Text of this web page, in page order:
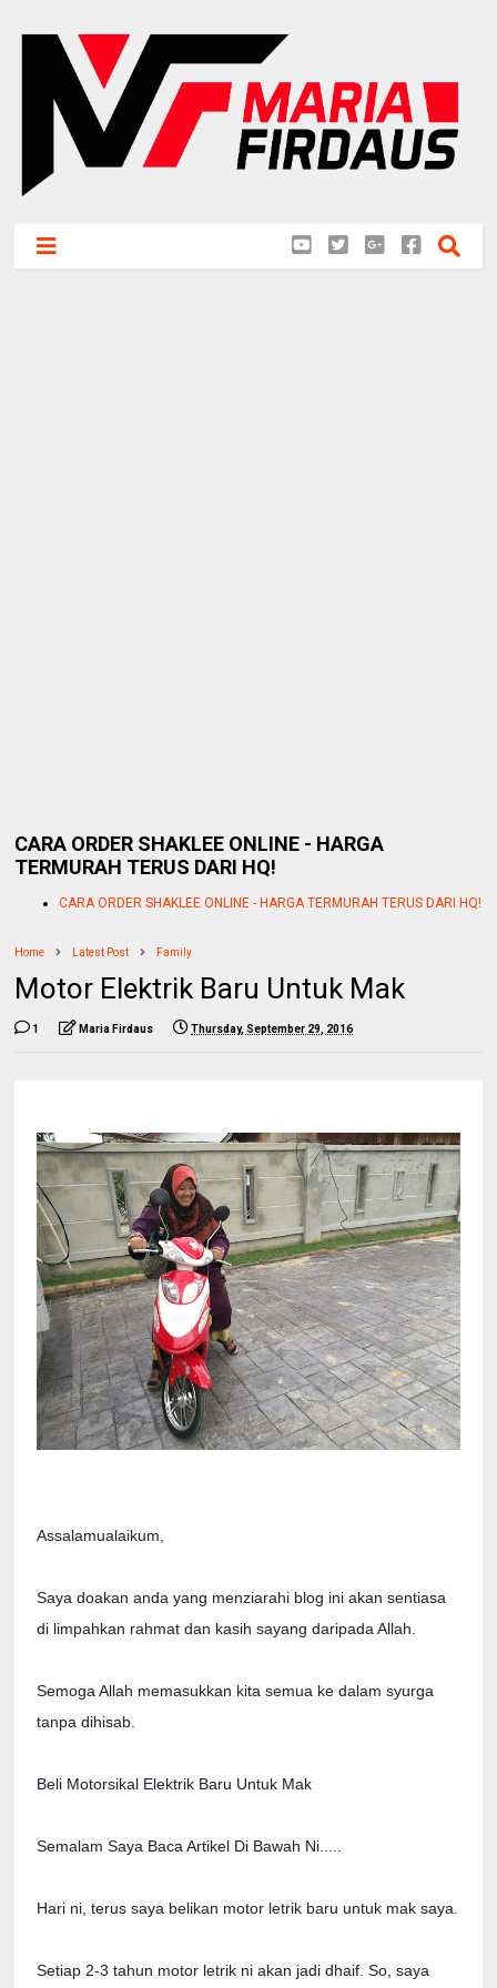
CARA ORDER SHAKLEE ONLINE - HARGA
TERMURAH TERUS DARI HQ!
CARA ORDER SHAKLEE ONLINE - HARGA TERMURAH TERUS DARI HQ!
Home Latest Post Family
Motor Elektrik Baru Untuk Mak
1 Maria Firdaus Thursday, September 29, 2016
Assalamualaikum,
Saya doakan anda yang menziarahi blog ini akan sentiasa
di limpahkan rahmat dan kasih sayang daripada Allah.
Semoga Allah memasukkan kita semua ke dalam syurga
tanpa dihisab.
Beli Motorsikal Elektrik Baru Untuk Mak
Semalam Saya Baca Artikel Di Bawah Ni.....
Hari ni, terus saya belikan motor letrik baru untuk mak saya.
Setiap 2-3 tahun motor letrik ni akan jadi dhaif. So, saya